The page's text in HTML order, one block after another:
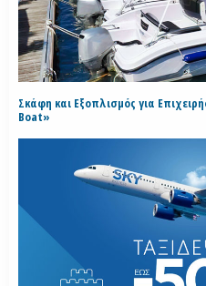
Σκάφη και Εξοπλισμός για
Boat»